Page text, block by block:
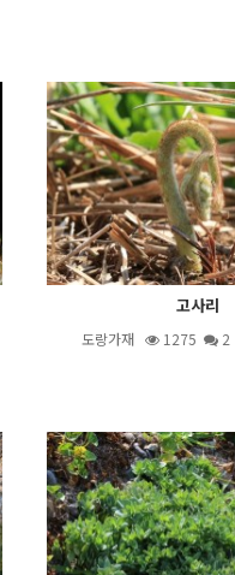
고사리
도랑가재 1275 2